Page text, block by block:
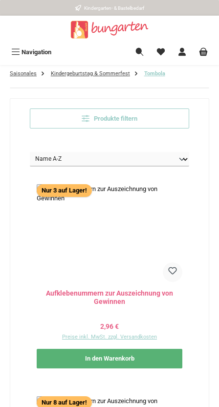
Kindergarten- & Bastelbedarf
Navigation
Saisonales Kindergeburtstag & Sommerfest Tombola
Produkte filtern
Nur 3 auf Lager!
Aufklebenummern zur Auszeichnung von
Gewinnen
Regulärer Preis:
2,96 €
Preise inkl. MwSt. zzgl. Versandkosten
In den Warenkorb
Nur 8 auf Lager!